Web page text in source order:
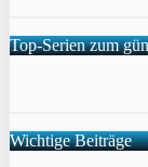
Top-Serien zum
Wichtige Beiträge